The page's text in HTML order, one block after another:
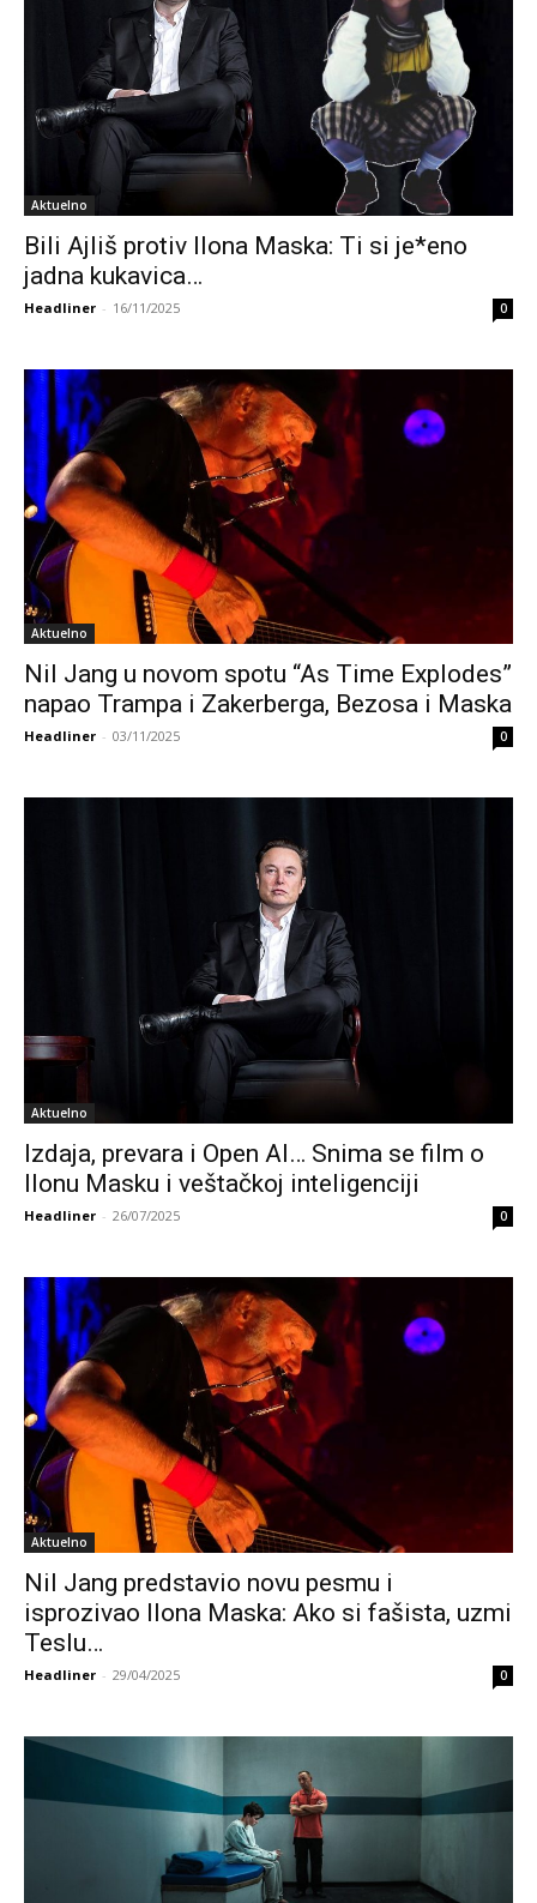
Aktuelno
Bili Ajliš protiv Ilona Maska: Ti si je*eno
jadna kukavica…
Headliner - 16/11/2025 0
Aktuelno
Nil Jang u novom spotu “As Time Explodes”
napao Trampa i Zakerberga, Bezosa i Maska
Headliner - 03/11/2025 0
Aktuelno
Izdaja, prevara i Open AI… Snima se film o
Ilonu Masku i veštačkoj inteligenciji
Headliner - 26/07/2025 0
Aktuelno
Nil Jang predstavio novu pesmu i
isprozivao Ilona Maska: Ako si fašista, uzmi
Teslu…
Headliner - 29/04/2025 0